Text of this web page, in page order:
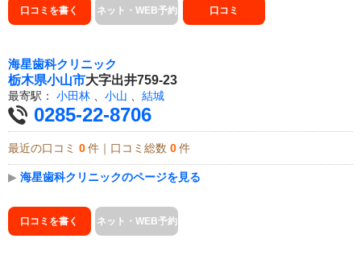
口コミを書く ネット・WEB予約 口コミ
海星歯科クリニック
栃木県小山市大字出井759-23
最寄駅： 小田林 、 小山 、 結城
0285-22-8706
最近の口コミ 0 件｜口コミ総数 0 件
▶ 海星歯科クリニックのページを見る
口コミを書く ネット・WEB予約